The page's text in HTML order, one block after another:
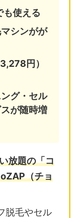
も使える
シンがが
円）
グ・セル
が随時増
放題の「コ
（チョ
脱毛やセル